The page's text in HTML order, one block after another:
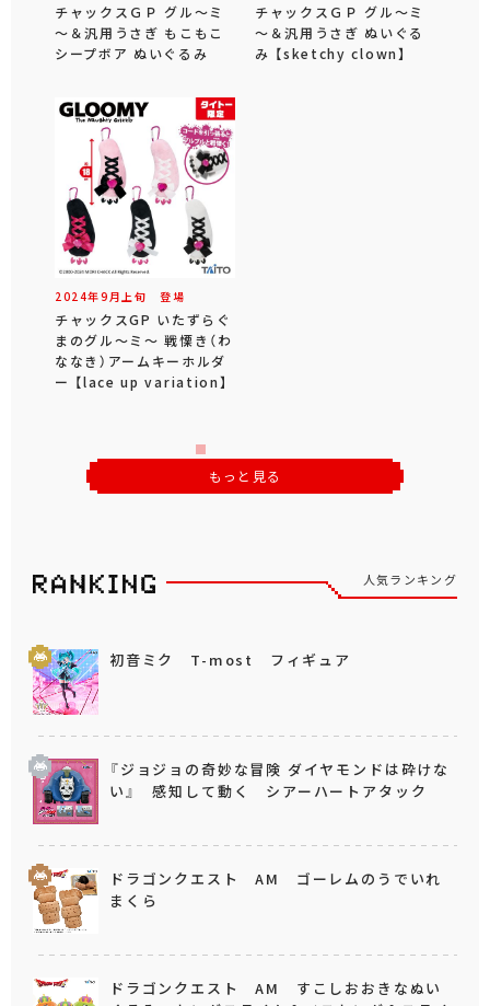
チャックスＧＰ グル～ミ
～＆汎用うさぎ もこもこ
シープボア ぬいぐるみ
チャックスＧＰ グル～ミ
～＆汎用うさぎ ぬいぐる
み 【sketchy clown】
2024年9 月 上旬 登場
チャックスGP いたずらぐ
まのグル～ミ～ 戦慄き（わ
ななき）アームキーホルダ
ー 【lace up variation】
もっと見る
人気ランキング
初音ミク T-most フィギュア
『ジョジョの奇妙な冒険 ダイヤモンドは砕けな
い』 感知して動く シアーハートアタック
ドラゴンクエスト AM ゴーレムのうでいれ
まくら
ドラゴンクエスト AM すこしおおきなぬい